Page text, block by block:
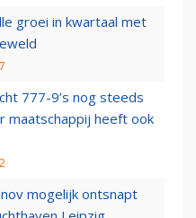
groei in kwartaal met
777-9’s nog steeds
maatschappij heeft ook
mogelijk ontsnapt